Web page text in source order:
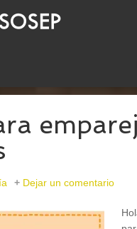
Dejar un comentario